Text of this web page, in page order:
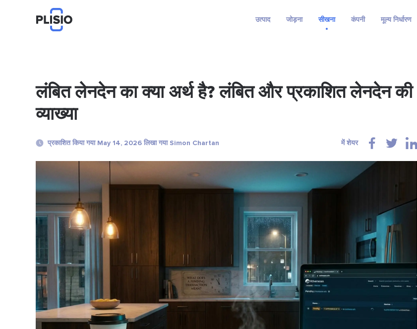
उत्पाद जोड़ना सीखना कंपनी मूल्य निर्धारण
लंबित लेनदेन का क्या अर्थ है? लंबित और प्रकाशित लेनदेन की
व्याख्या
प्रकाशित किया गया May 14, 2026 लिखा गया Simon Chartan में शेयर